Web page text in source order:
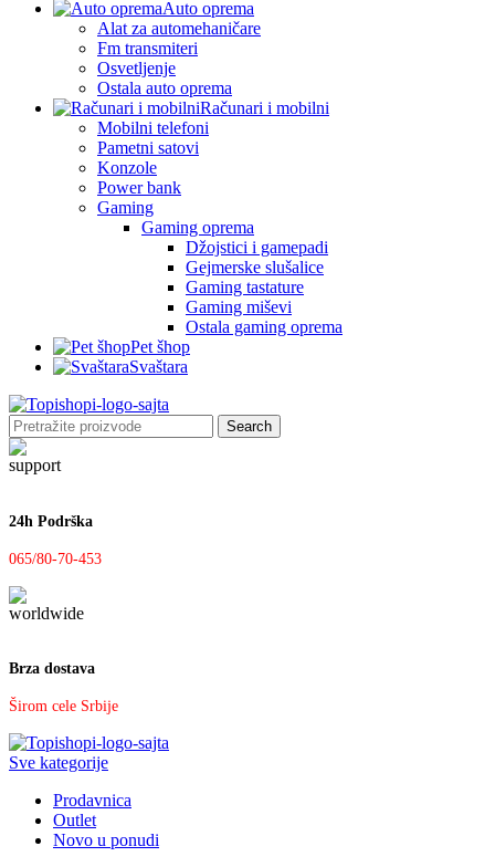
Auto oprema
Alat za automehaničare
Fm transmiteri
Osvetljenje
Ostala auto oprema
Računari i mobilni
Mobilni telefoni
Pametni satovi
Konzole
Power bank
Gaming
Gaming oprema
Džojstici i gamepadi
Gejmerske slušalice
Gaming tastature
Gaming miševi
Ostala gaming oprema
Pet šhop
Svaštara
Search
24h Podrška
065/80-70-453
Brza dostava
Širom cele Srbije
Sve kategorije
Prodavnica
Outlet
Novo u ponudi